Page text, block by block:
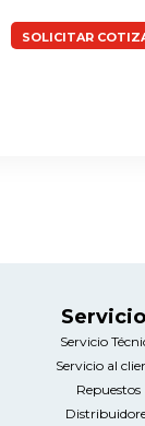
SOLICITAR
Servicio
Servicio al
Repuestos